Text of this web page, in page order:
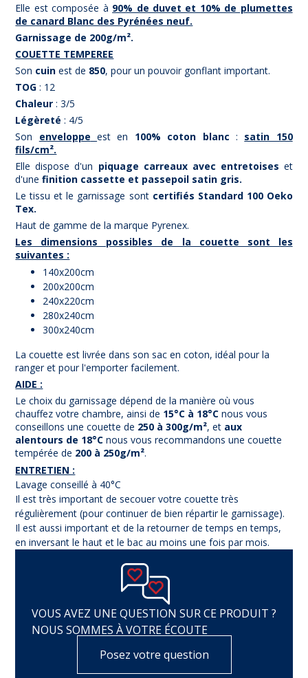
Elle est composée à 90% de duvet et 10% de plumettes
de canard Blanc des Pyrénées neuf.
Garnissage de 200g/m².
COUETTE TEMPEREE
Son cuin est de 850, pour un pouvoir gonflant important.
TOG : 12
Chaleur : 3/5
Légèreté : 4/5
Son enveloppe est en 100% coton blanc : satin 150
fils/cm².
Elle dispose d'un piquage carreaux avec entretoises et
d'une finition cassette et passepoil satin gris.
Le tissu et le garnissage sont certifiés Standard 100 Oeko
Tex.
Haut de gamme de la marque Pyrenex.
Les dimensions possibles de la couette sont les
suivantes :
140x200cm
200x200cm
240x220cm
280x240cm
300x240cm
La couette est livrée dans son sac en coton, idéal pour la
ranger et pour l'emporter facilement.
AIDE :
Le choix du garnissage dépend de la manière où vous
chauffez votre chambre, ainsi de 15°C à 18°C nous vous
conseillons une couette de 250 à 300g/m², et aux
alentours de 18°C nous vous recommandons une couette
tempérée de 200 à 250g/m².
ENTRETIEN :
Lavage conseillé à 40°C
Il est très important de secouer votre couette très
régulièrement (pour continuer de bien répartir le garnissage).
Il est aussi important et de la retourner de temps en temps,
en inversant le haut et le bac au moins une fois par mois.
VOUS AVEZ UNE QUESTION SUR CE PRODUIT ?
NOUS SOMMES À VOTRE ÉCOUTE
Posez votre question